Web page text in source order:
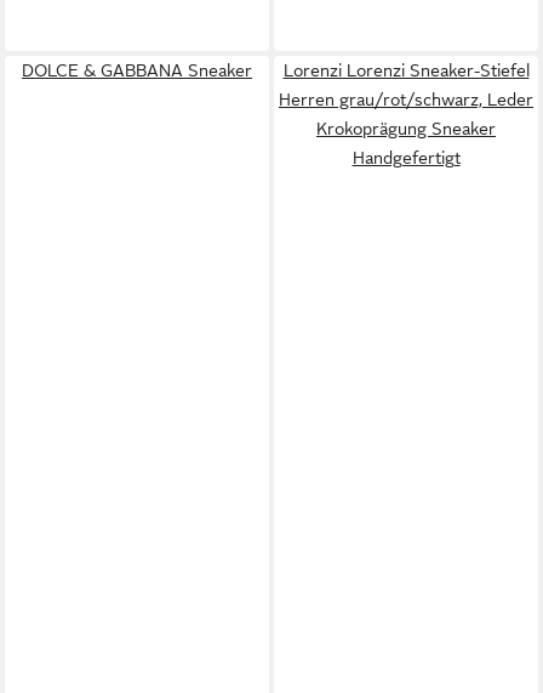
DOLCE & GABBANA Sneaker
Lorenzi Lorenzi Sneaker-Stiefel
Herren grau/rot/schwarz, Leder
Krokoprägung Sneaker
Handgefertigt